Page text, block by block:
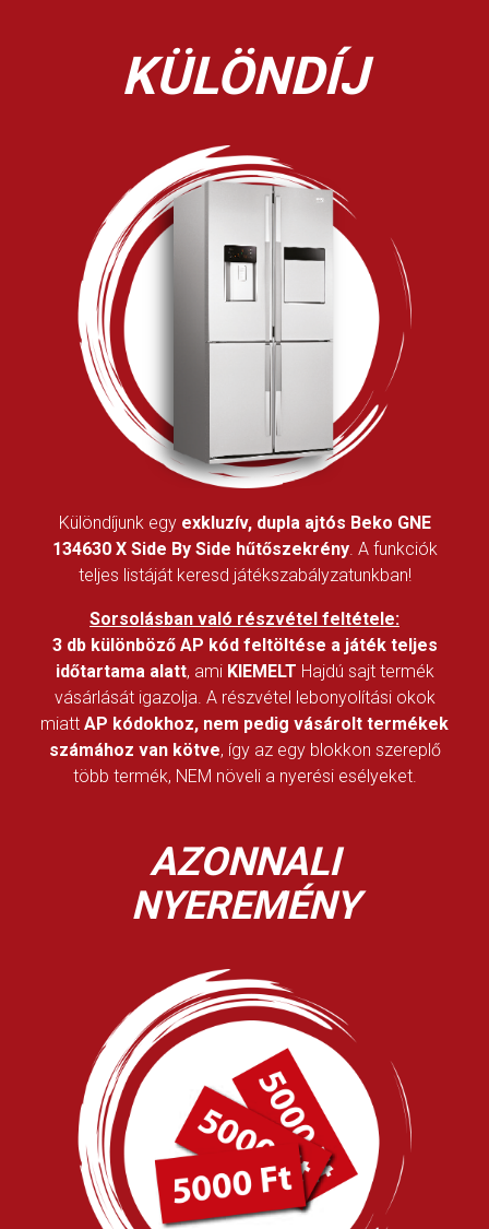
KÜLÖNDÍJ
Különdíjunk egy exkluzív, dupla ajtós Beko GNE
134630 X Side By Side hűtőszekrény. A funkciók
teljes listáját keresd játékszabályzatunkban!
Sorsolásban való részvétel feltétele:
3 db különböző AP kód feltöltése a játék teljes
időtartama alatt, ami KIEMELT Hajdú sajt termék
vásárlását igazolja. A részvétel lebonyolítási okok
miatt AP kódokhoz, nem pedig vásárolt termékek
számához van kötve, így az egy blokkon szereplő
több termék, NEM növeli a nyerési esélyeket.
AZONNALI
NYEREMÉNY